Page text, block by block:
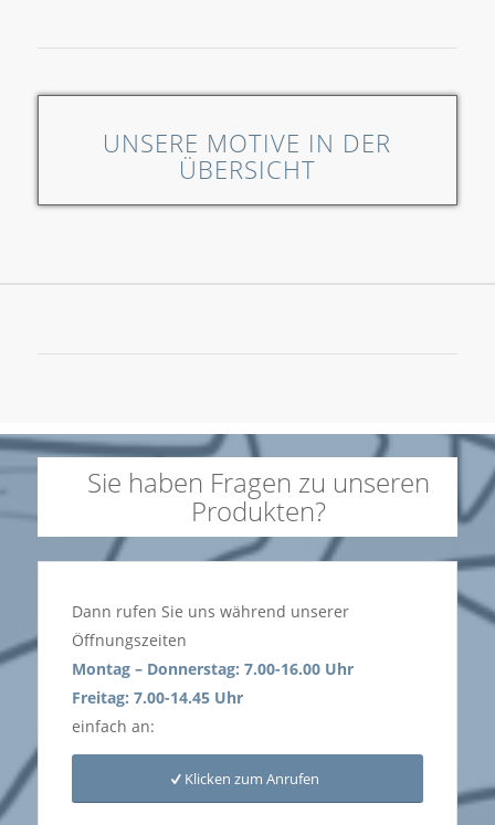
UNSERE MOTIVE IN DER
ÜBERSICHT
Sie haben Fragen zu unseren
Produkten?
Dann rufen Sie uns während unserer
Öffnungszeiten
Montag – Donnerstag: 7.00-16.00 Uhr
Freitag: 7.00-14.45 Uhr
einfach an:
Klicken zum Anrufen